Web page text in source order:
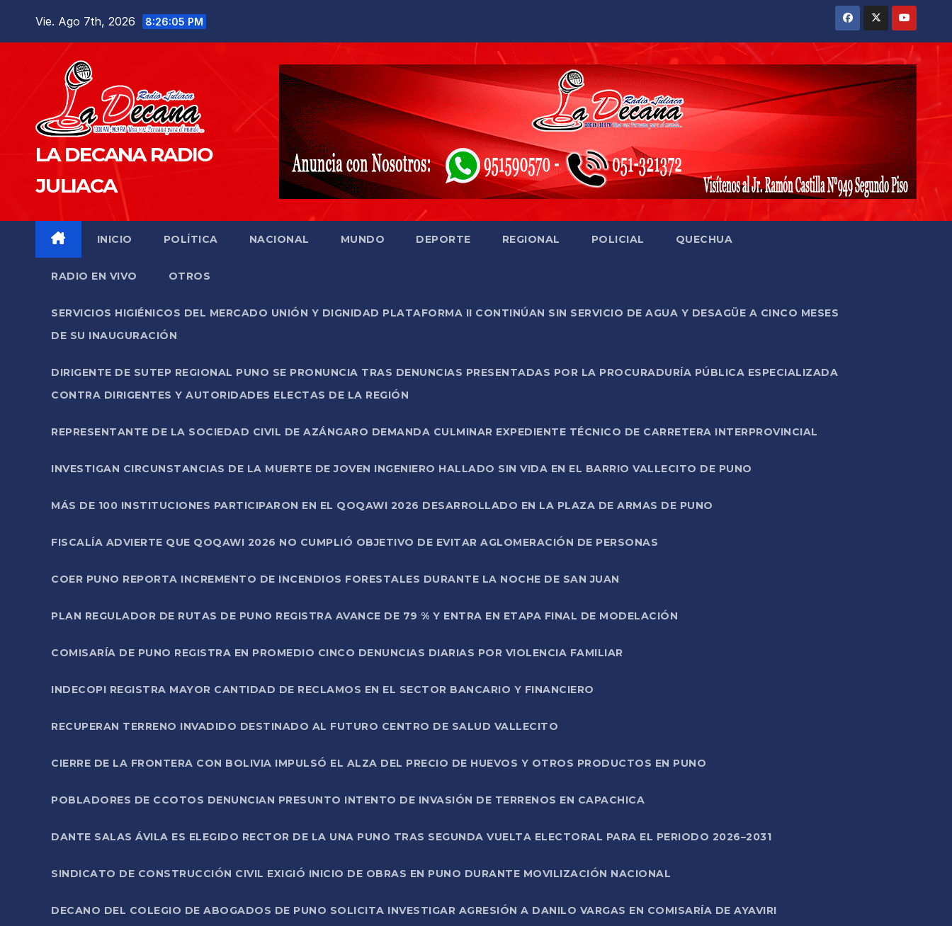
Vie. Ago 7th, 2026 8:26:06 PM
LA DECANA RADIO
JULIACA
INICIO POLÍTICA NACIONAL MUNDO DEPORTE REGIONAL POLICIAL QUECHUA
RADIO EN VIVO OTROS
SERVICIOS HIGIÉNICOS DEL MERCADO UNIÓN Y DIGNIDAD PLATAFORMA II CONTINÚAN SIN SERVICIO DE AGUA Y DESAGÜE A CINCO MESES
DE SU INAUGURACIÓN
DIRIGENTE DE SUTEP REGIONAL PUNO SE PRONUNCIA TRAS DENUNCIAS PRESENTADAS POR LA PROCURADURÍA PÚBLICA ESPECIALIZADA
CONTRA DIRIGENTES Y AUTORIDADES ELECTAS DE LA REGIÓN
REPRESENTANTE DE LA SOCIEDAD CIVIL DE AZÁNGARO DEMANDA CULMINAR EXPEDIENTE TÉCNICO DE CARRETERA INTERPROVINCIAL
INVESTIGAN CIRCUNSTANCIAS DE LA MUERTE DE JOVEN INGENIERO HALLADO SIN VIDA EN EL BARRIO VALLECITO DE PUNO
MÁS DE 100 INSTITUCIONES PARTICIPARON EN EL QOQAWI 2026 DESARROLLADO EN LA PLAZA DE ARMAS DE PUNO
FISCALÍA ADVIERTE QUE QOQAWI 2026 NO CUMPLIÓ OBJETIVO DE EVITAR AGLOMERACIÓN DE PERSONAS
COER PUNO REPORTA INCREMENTO DE INCENDIOS FORESTALES DURANTE LA NOCHE DE SAN JUAN
PLAN REGULADOR DE RUTAS DE PUNO REGISTRA AVANCE DE 79 % Y ENTRA EN ETAPA FINAL DE MODELACIÓN
COMISARÍA DE PUNO REGISTRA EN PROMEDIO CINCO DENUNCIAS DIARIAS POR VIOLENCIA FAMILIAR
INDECOPI REGISTRA MAYOR CANTIDAD DE RECLAMOS EN EL SECTOR BANCARIO Y FINANCIERO
RECUPERAN TERRENO INVADIDO DESTINADO AL FUTURO CENTRO DE SALUD VALLECITO
CIERRE DE LA FRONTERA CON BOLIVIA IMPULSÓ EL ALZA DEL PRECIO DE HUEVOS Y OTROS PRODUCTOS EN PUNO
POBLADORES DE CCOTOS DENUNCIAN PRESUNTO INTENTO DE INVASIÓN DE TERRENOS EN CAPACHICA
DANTE SALAS ÁVILA ES ELEGIDO RECTOR DE LA UNA PUNO TRAS SEGUNDA VUELTA ELECTORAL PARA EL PERIODO 2026–2031
SINDICATO DE CONSTRUCCIÓN CIVIL EXIGIÓ INICIO DE OBRAS EN PUNO DURANTE MOVILIZACIÓN NACIONAL
DECANO DEL COLEGIO DE ABOGADOS DE PUNO SOLICITA INVESTIGAR AGRESIÓN A DANILO VARGAS EN COMISARÍA DE AYAVIRI